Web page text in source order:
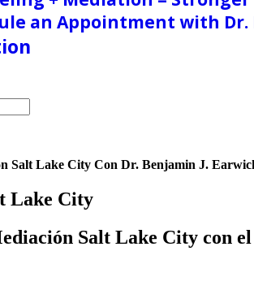
an Appointment with Dr.
Salt Lake City Con Dr. Benjamin J.
Lake City
Salt Lake City con